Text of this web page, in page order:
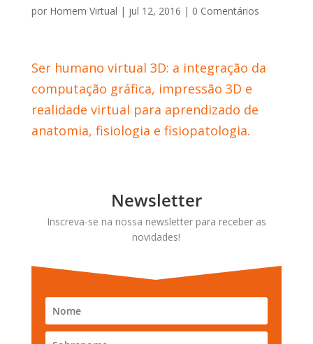
por Homem Virtual | jul 12, 2016 | 0 Comentários
Ser humano virtual 3D: a integração da
computação gráfica, impressão 3D e
realidade virtual para aprendizado de
anatomia, fisiologia e fisiopatologia.
Newsletter
Inscreva-se na nossa newsletter para receber as
novidades!